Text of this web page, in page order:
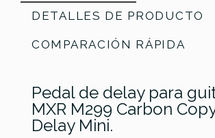
DETALLES DE PRODUCTO
COMPARACIÓN RÁPIDA
Pedal de delay para
MXR M299 Carbon
Delay Mini.